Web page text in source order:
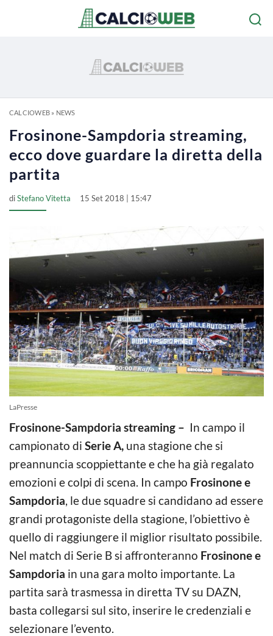
CALCIOWEB» NEWS
Frosinone-Sampdoria streaming,
ecco dove guardare la diretta della
partita
diStefano Vitetta 15 Set 2018 | 15:47
LaPresse
Frosinone-Sampdoria streaming – In campo il
campionato di Serie A, una stagione che si
preannuncia scoppiettante e che ha già regalato
emozioni e colpi di scena. In campo Frosinone e
Sampdoria, le due squadre si candidano ad essere
grandi protagoniste della stagione, l’obiettivo è
quello di raggiungere il miglior risultato possibile.
Nel match di Serie B si affronteranno Frosinone e
Sampdoria in una gara molto importante. La
partita sarà trasmessa in diretta TV su DAZN,
basta collegarsi sul sito, inserire le credenziali e
selezionare l’evento.